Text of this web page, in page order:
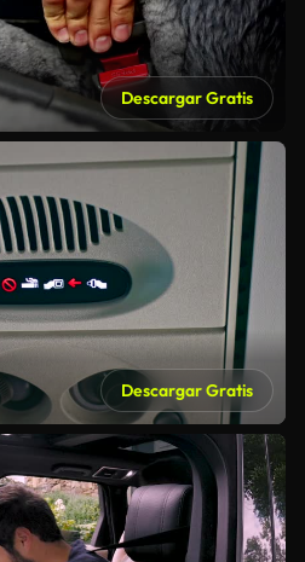
Descargar Gratis
Descargar Gratis